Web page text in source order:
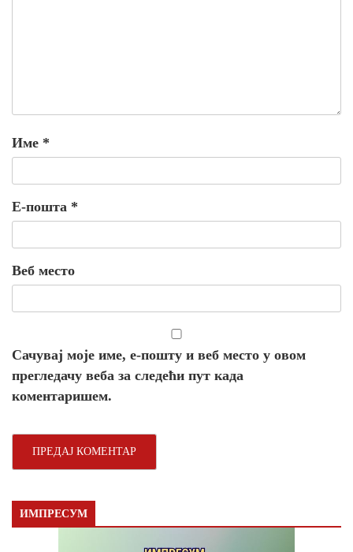
Име *
Е-пошта *
Веб место
Сачувај моје име, е-пошту и веб место у овом
прегледачу веба за следећи пут када
коментаришем.
ИМПРЕСУМ